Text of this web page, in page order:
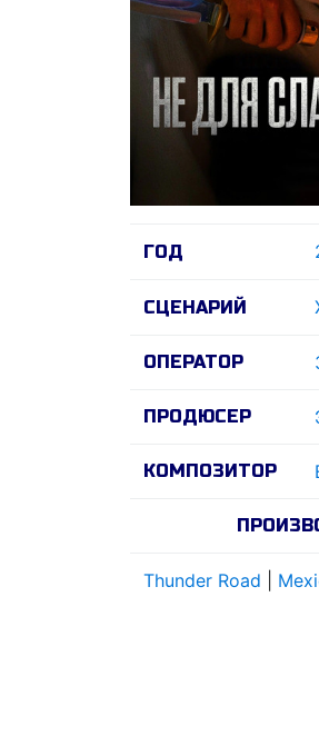
ГОД
СЦЕНАРИЙ
ОПЕРАТОР
ПРОДЮСЕР
КОМПОЗИТОР
Thunder Road